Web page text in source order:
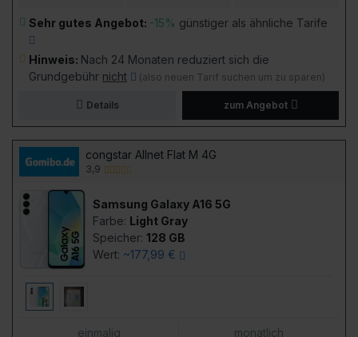
Sehr gutes Angebot: -15% günstiger als ähnliche Tarife
Hinweis: Nach 24 Monaten reduziert sich die
Grundgebühr nicht (also neuen Tarif suchen um zu sparen)
Details zum Angebot
congstar Allnet Flat M 4G
3,9
Samsung Galaxy A16 5G
Farbe: Light Gray
Speicher: 128 GB
Wert: ~177,99 €
einmalig monatlich